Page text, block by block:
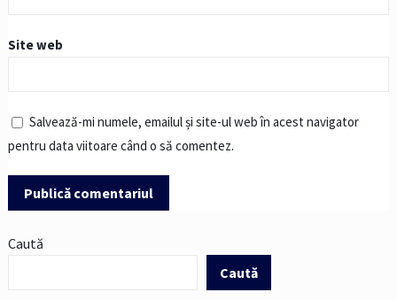
Site web
Salvează-mi numele, emailul și site-ul web în acest navigator
pentru data viitoare când o să comentez.
Caută
Caută